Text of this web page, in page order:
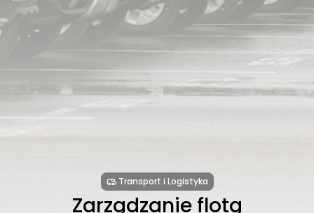
Transport i Logistyka
Zarządzanie flotą